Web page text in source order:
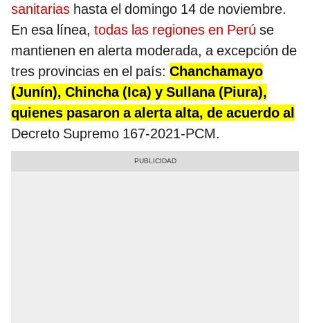
sanitarias hasta el domingo 14 de noviembre.
En esa línea, todas las regiones en Perú se
mantienen en alerta moderada, a excepción de
tres provincias en el país: Chanchamayo
(Junín), Chincha (Ica) y Sullana (Piura),
quienes pasaron a alerta alta, de acuerdo al
Decreto Supremo 167-2021-PCM.